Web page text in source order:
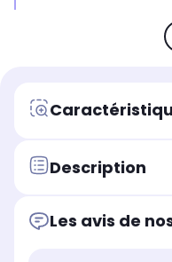
Arrêt automatique de
l'écoulement de la boisson
Technologie centrifusion :
Non
0 s
Description
Les avis de